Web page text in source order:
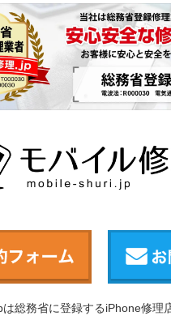
総務省に登録するiPhone修理